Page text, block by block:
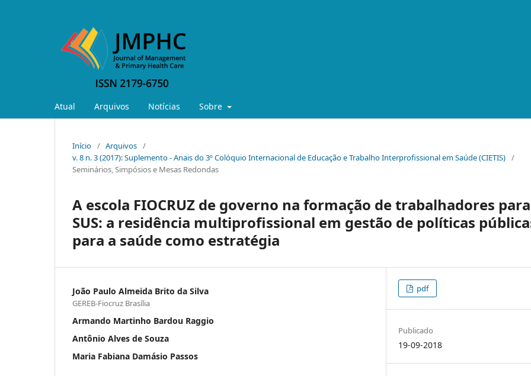
Atual Arquivos Notícias Sobre
Início / Arquivos /
v. 8 n. 3 (2017): Suplemento - Anais do 3º Colóquio Internacional de Educação e Trabalho Interprofissional em Saúde (CIETIS) /
Seminários, Simpósios e Mesas Redondas
A escola FIOCRUZ de governo na formação de trabalhadores
SUS: a residência multiprofissional em gestão de políticas
para a saúde como estratégia
João Paulo Almeida Brito da Silva
GEREB-Fiocruz Brasília
Armando Martinho Bardou Raggio
Antônio Alves de Souza
Maria Fabiana Damásio Passos
pdf
Publicado
19-09-2018